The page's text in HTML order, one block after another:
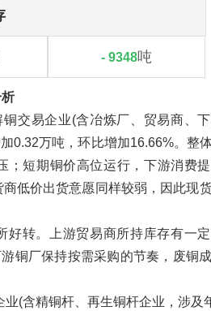
- 9348吨
交易企业(含冶炼厂、贸易商、
0.32万吨，环比增加16.66%。整
；短期铜价高位运行，下游消费
低价出货意愿同样较弱，因此现
转。上游贸易商所持库存有一
铜厂保持按需采购的节奏，废铜
(含精铜杆、再生铜杆企业，涉及